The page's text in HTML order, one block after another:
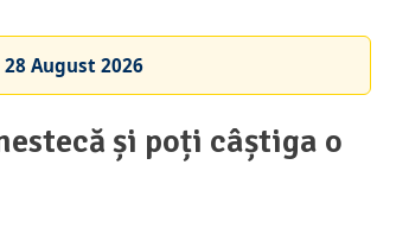
28 August 2026
și poți câștiga o